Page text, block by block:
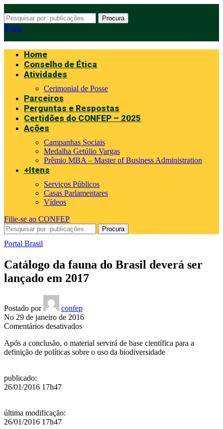
Procura
Menu
Home
Conselho de Ética
Atividades
Cerimonial de Posse
Parceiros
Perguntas e Respostas
Certidões do CONFEP – 2025
Ações
Campanhas Sociais
Medalha Getúlio Vargas
Prêmio MBA – Master of Business Administration
+Itens
Serviços Públicos
Casas Parlamentares
Vídeos
Filie-se ao CONFEP
Procura
Portal Brasil
Catálogo da fauna do Brasil deverá ser
lançado em 2017
Postado por
confep
No 29 de janeiro de 2016
Comentários desativadosem
da
fauna
Após a conclusão, o material servirá de base científica para a
definição de políticas sobre o uso da biodiversidade
publicado:
26/01/2016 17h47
última modificação:
26/01/2016 17h47